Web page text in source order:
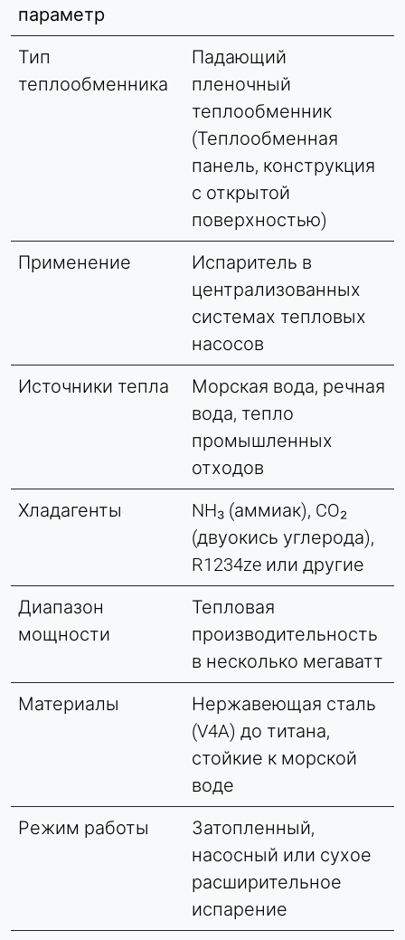
параметр
Тип
теплообменника
Падающий
пленочный
теплообменник
(Теплообменная
панель, конструкция
с открытой
поверхностью)
Применение
Испаритель в
централизованных
системах тепловых
насосов
Источники тепла
Морская вода, речная
вода, тепло
промышленных
отходов
Хладагенты
NH₃ (аммиак), CO₂
(двуокись углерода),
R1234ze или другие
Диапазон
мощности
Тепловая
производительность
в несколько мегаватт
Материалы
Нержавеющая сталь
(V4A) до титана,
стойкие к морской
воде
Режим работы
Затопленный,
насосный или сухое
расширительное
испарение